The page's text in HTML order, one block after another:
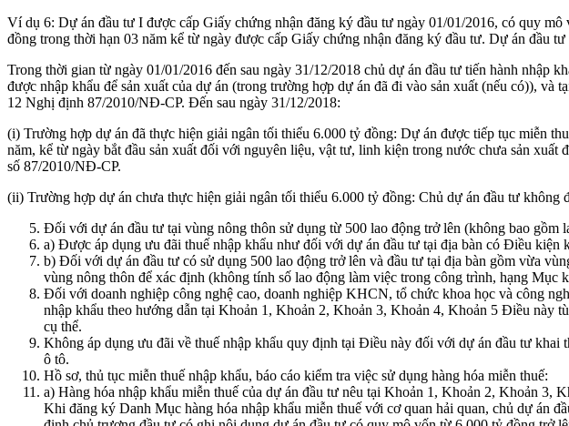
Ví dụ 6: Dự án đầu tư I được cấp Giấy chứng nhận đăng ký đầu tư ngày 01/01/2016, có quy
đồng trong thời hạn 03 năm kể từ ngày được cấp Giấy chứng nhận đăng ký đầu tư. Dự án đầu
Trong thời gian từ ngày 01/01/2016 đến sau ngày 31/12/2018 chủ dự án đầu tư tiến hành nhập
được nhập khẩu để sản xuất của dự án (trong trường hợp dự án đã đi vào sản xuất (nếu có)),
12 Nghị định 87/2010/NĐ-CP. Đến sau ngày 31/12/2018:
(i) Trường hợp dự án đã thực hiện giải ngân tối thiểu 6.000 tỷ đồng: Dự án được tiếp tục miễn
năm, kể từ ngày bắt đầu sản xuất đối với nguyên liệu, vật tư, linh kiện trong nước chưa sản
số 87/2010/NĐ-CP.
(ii) Trường hợp dự án chưa thực hiện giải ngân tối thiểu 6.000 tỷ đồng: Chủ dự án đầu tư không
Đối với dự án đầu tư tại vùng nông thôn sử dụng từ 500 lao động trở lên (không bao
a) Được áp dụng ưu đãi thuế nhập khẩu như đối với dự án đầu tư tại địa bàn có Điều
b) Đối với dự án đầu tư có sử dụng 500 lao động trở lên và đầu tư tại địa bàn gồm vừa
vùng nông thôn để xác định (không tính số lao động làm việc trong công trình, hạng Mục
Đối với doanh nghiệp công nghệ cao, doanh nghiệp KHCN, tổ chức khoa học và công
nhập khẩu theo hướng dẫn tại Khoản 1, Khoản 2, Khoản 3, Khoản 4, Khoản 5 Điều này
cụ thể.
Không áp dụng ưu đãi về thuế nhập khẩu quy định tại Điều này đối với dự án đầu tư khai
ô tô.
Hồ sơ, thủ tục miễn thuế nhập khẩu, báo cáo kiểm tra việc sử dụng hàng hóa miễn thuế:
a) Hàng hóa nhập khẩu miễn thuế của dự án đầu tư nêu tại Khoản 1, Khoản 2, Khoản
Khi đăng ký Danh Mục hàng hóa nhập khẩu miễn thuế với cơ quan hải quan, chủ dự án